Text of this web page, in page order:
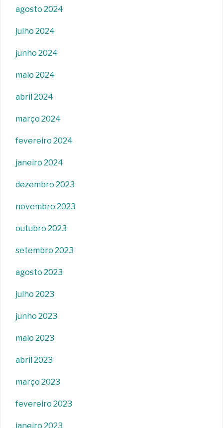
agosto 2024
julho 2024
junho 2024
maio 2024
abril 2024
março 2024
fevereiro 2024
janeiro 2024
dezembro 2023
novembro 2023
outubro 2023
setembro 2023
agosto 2023
julho 2023
junho 2023
maio 2023
abril 2023
março 2023
fevereiro 2023
janeiro 2023